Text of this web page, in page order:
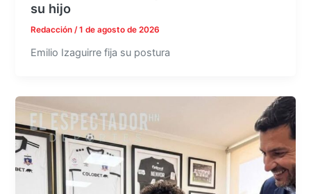
su hijo
Redacción/1 de agosto de 2026
Emilio Izaguirre fija su postura